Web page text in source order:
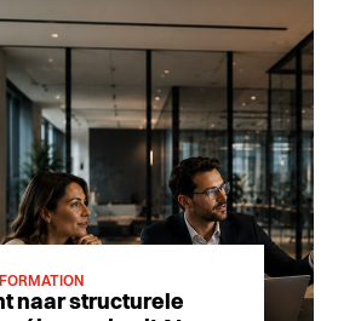
naar structurele